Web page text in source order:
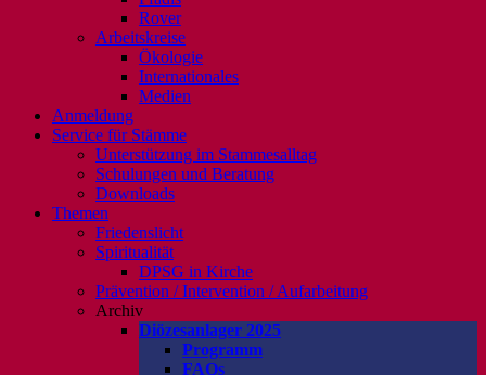
Rover
Arbeitskreise
Ökologie
Internationales
Medien
Anmeldung
Service für Stämme
Unterstützung im Stammesalltag
Schulungen und Beratung
Downloads
Themen
Friedenslicht
Spiritualität
DPSG in Kirche
Prävention / Intervention / Aufarbeitung
Archiv
Diözesanlager 2025
Programm
FAQs